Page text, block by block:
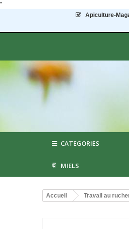
"
Apiculture-
CATEGORIES
MIELS
Accueil Travail au